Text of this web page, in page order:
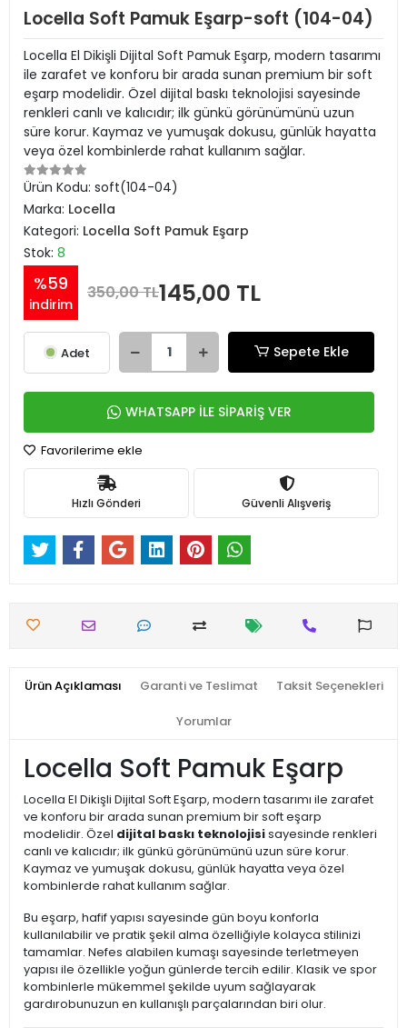
Locella Soft Pamuk Eşarp-soft (104-04)
Locella El Dikişli Dijital Soft Pamuk Eşarp, modern tasarımı
ile zarafet ve konforu bir arada sunan premium bir soft
eşarp modelidir. Özel dijital baskı teknolojisi sayesinde
renkleri canlı ve kalıcıdır; ilk günkü görünümünü uzun
süre korur. Kaymaz ve yumuşak dokusu, günlük hayatta
veya özel kombinlerde rahat kullanım sağlar.
Ürün Kodu: soft(104-04)
Marka: Locella
Kategori: Locella Soft Pamuk Eşarp
Stok: 8
%59
indirim
350,00 TL145,00 TL
Adet Sepete Ekle
WHATSAPP İLE SİPARİŞ VER
Favorilerime ekle
Hızlı Gönderi Güvenli Alışveriş
Ürün Açıklaması Garanti ve Teslimat Taksit Seçenekleri
Yorumlar
Locella Soft Pamuk Eşarp
Locella El Dikişli Dijital Soft Eşarp, modern tasarımı ile zarafet
ve konforu bir arada sunan premium bir soft eşarp
modelidir. Özel dijital baskı teknolojisisayesinde renkleri
canlı ve kalıcıdır; ilk günkü görünümünü uzun süre korur.
Kaymaz ve yumuşak dokusu, günlük hayatta veya özel
kombinlerde rahat kullanım sağlar.
Bu eşarp, hafif yapısı sayesinde gün boyu konforla
kullanılabilir ve pratik şekil alma özelliğiyle kolayca stilinizi
tamamlar. Nefes alabilen kumaşı sayesinde terletmeyen
yapısı ile özellikle yoğun günlerde tercih edilir. Klasik ve spor
kombinlerle mükemmel şekilde uyum sağlayarak
gardırobunuzun en kullanışlı parçalarından biri olur.